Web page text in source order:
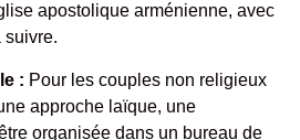
apostolique arménienne, avec
suivre.
: Pour les couples non religieux
approche laïque, une
organisée dans un bureau de